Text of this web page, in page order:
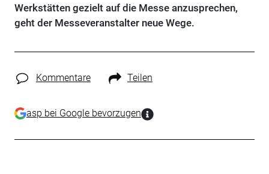
Werkstätten gezielt auf die Messe anzusprechen,
geht der Messeveranstalter neue Wege.
Kommentare Teilen
asp bei Google bevorzugen